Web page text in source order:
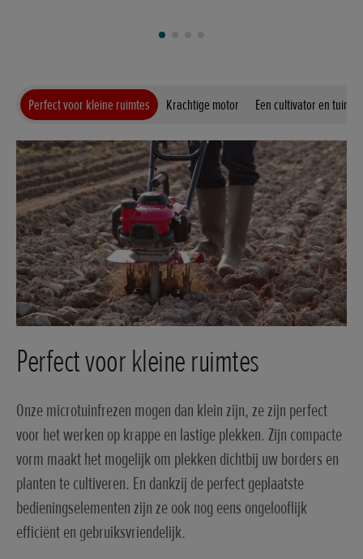
Perfect voor kleine ruimtes Krachtige motor Een cultivator en
Perfect voor kleine ruimtes
Onze microtuinfrezen mogen dan klein zijn, ze zijn perfect
voor het werken op krappe en lastige plekken. Zijn compacte
vorm maakt het mogelijk om plekken dichtbij uw borders en
planten te cultiveren. En dankzij de perfect geplaatste
bedieningselementen zijn ze ook nog eens ongelooflijk
efficiënt en gebruiksvriendelijk.